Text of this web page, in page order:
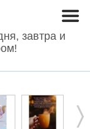
завтра и